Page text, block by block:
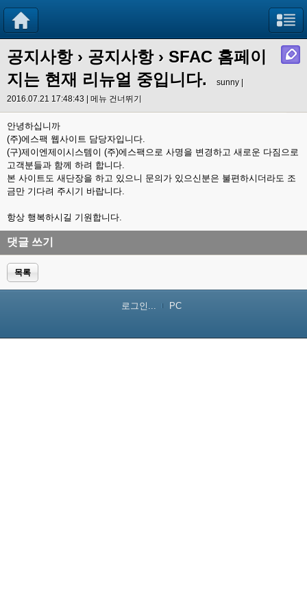
공지사항› 공지사항› SFAC 홈페이
지는 현재 리뉴얼 중입니다.
sunny |
2016.07.21 17:48:43 | 메뉴 건너뛰기
안녕하십니까
(주)에스팩 웹사이트 담당자입니다.
(구)제이엔제이시스템이 (주)에스팩으로 사명을 변경하고 새로운 다짐으로
고객분들과 함께 하려 합니다.
본 사이트도 새단장을 하고 있으니 문의가 있으신분은 불편하시더라도 조
금만 기다려 주시기 바랍니다.
항상 행복하시길 기원합니다.
댓글 쓰기
목록
로그인... PC